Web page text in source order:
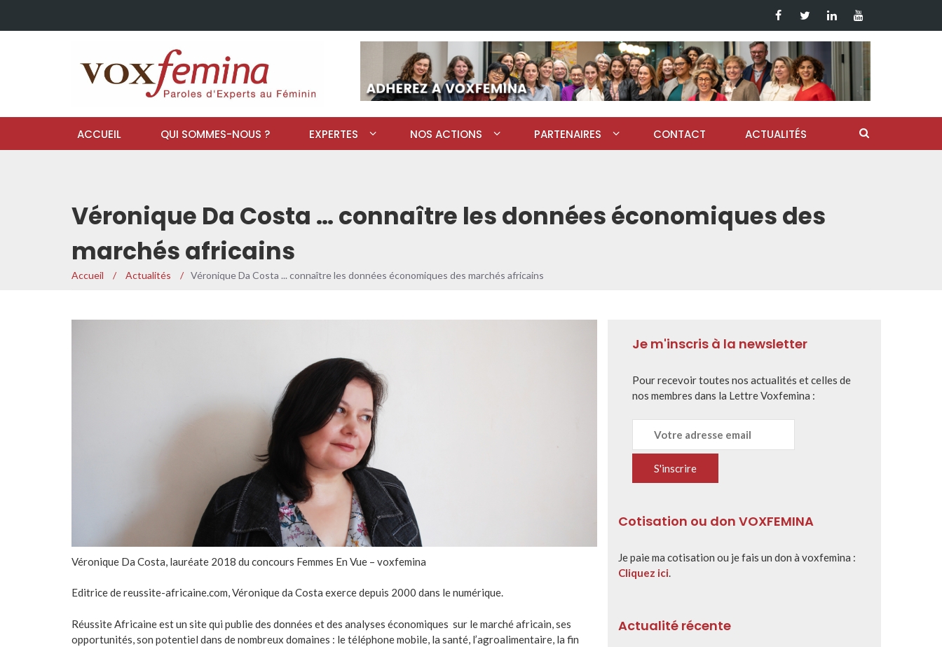
ACCUEIL QUI SOMMES-NOUS ? EXPERTES NOS ACTIONS PARTENAIRES CONTACT ACTUALITÉS
Véronique Da Costa … connaître les données économiques des
marchés africains
Accueil / Actualités / Véronique Da Costa ... connaître les données économiques des marchés africains
Véronique Da Costa, lauréate 2018 du concours Femmes En Vue – voxfemina
Editrice de reussite-africaine.com, Véronique da Costa exerce depuis 2000 dans le numérique.
Réussite Africaine est un site qui publie des données et des analyses économiques sur le marché africain, ses
opportunités, son potentiel dans de nombreux domaines : le téléphone mobile, la santé, l’agroalimentaire, la fin
Je m'inscris à la newsletter
Pour recevoir toutes nos actualités et celles de
nos membres dans la Lettre Voxfemina :
Cotisation ou don VOXFEMINA
Je paie ma cotisation ou je fais un don à voxfemina :
Cliquez ici.
Actualité récente